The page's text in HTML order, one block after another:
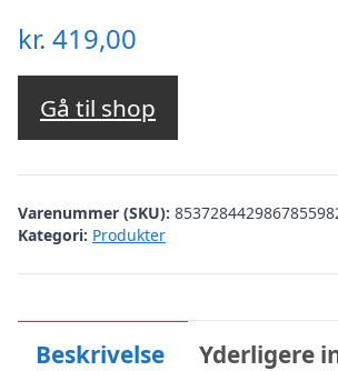
kr. 419,00
Gå til shop
Varenummer (SKU):
Kategori: Produkter
Beskrivelse Yderligere